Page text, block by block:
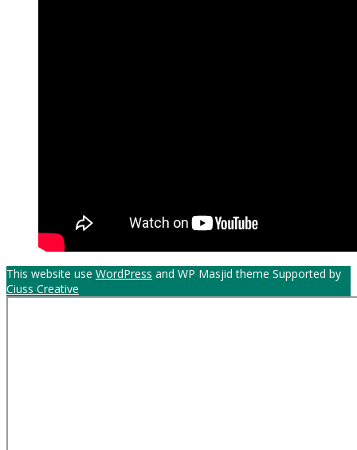
This website use WordPress and WP Masjid theme Supported by
Ciuss Creative